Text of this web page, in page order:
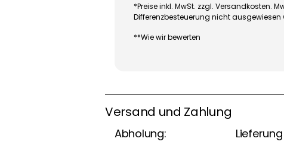
*Preise inkl. MwSt. zzgl. Versandkosten.
Differenzbesteuerung nicht ausgewiesen
**Wie wir bewerten
Versand und Zahlung
Abholung: